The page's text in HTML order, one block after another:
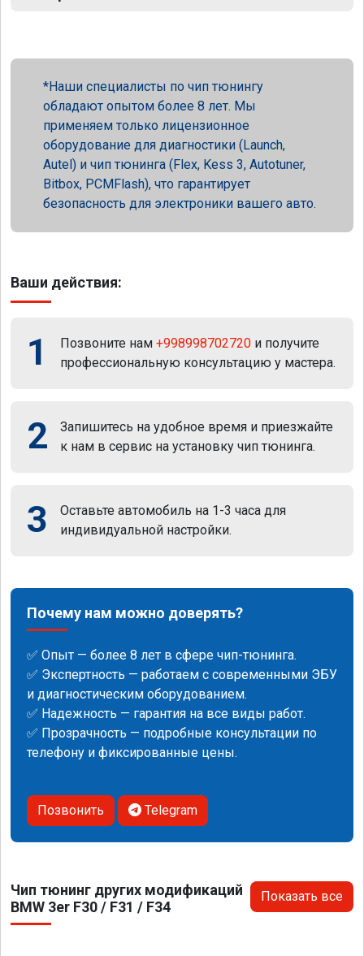
Наши специалисты по чип тюнингу
обладают опытом более 8 лет. Мы
применяем только лицензионное
оборудование для диагностики (Launch,
Autel) и чип тюнинга (Flex, Kess 3, Autotuner,
Bitbox, PCMFlash), что гарантирует
безопасность для электроники вашего авто.
Ваши действия:
1 Позвоните нам +998998702720 и получите
профессиональную консультацию у мастера.
2
Запишитесь на удобное время и приезжайте
к нам в сервис на установку чип тюнинга.
3
Оставьте автомобиль на 1-3 часа для
индивидуальной настройки.
Почему нам можно доверять?
✅ Опыт — более 8 лет в сфере чип-тюнинга.
✅ Экспертность — работаем с современными ЭБУ
и диагностическим оборудованием.
✅ Надежность — гарантия на все виды работ.
✅ Прозрачность — подробные консультации по
телефону и фиксированные цены.
Позвонить Telegram
Чип тюнинг других модификаций
BMW 3er F30 / F31 / F34
Показать все